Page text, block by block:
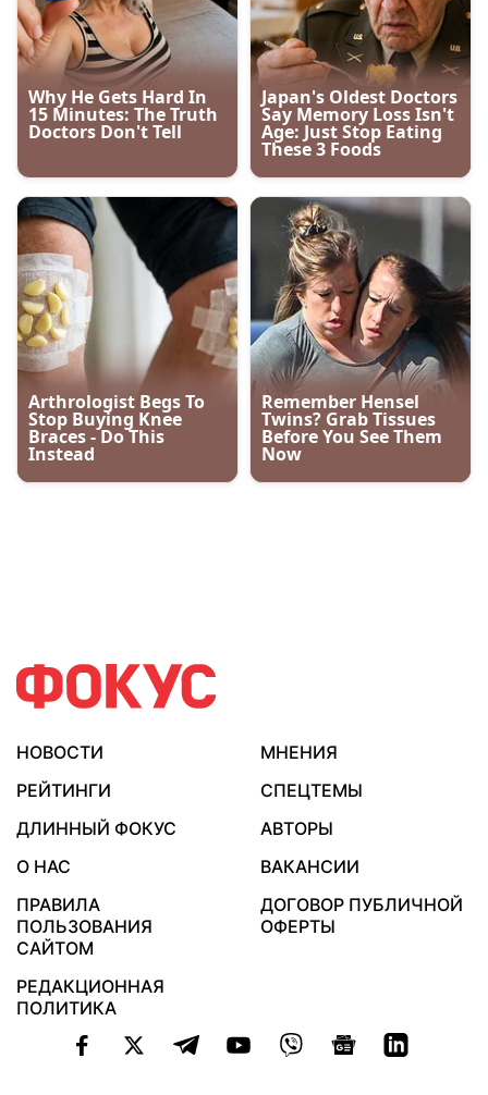
НОВОСТИ
МНЕНИЯ
РЕЙТИНГИ
СПЕЦТЕМЫ
ДЛИННЫЙ ФОКУС
АВТОРЫ
О НАС
ВАКАНСИИ
ПРАВИЛА
ПОЛЬЗОВАНИЯ
САЙТОМ
ДОГОВОР ПУБЛИЧНОЙ
ОФЕРТЫ
РЕДАКЦИОННАЯ
ПОЛИТИКА